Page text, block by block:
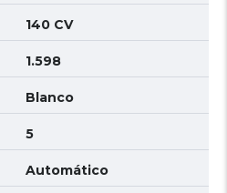
140 CV
1.598
Blanco
5
Automático